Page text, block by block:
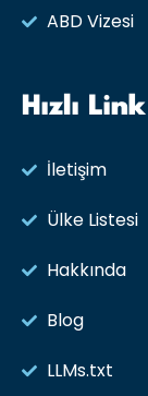
ABD Vizesi
Hızlı Link
İletişim
Ülke Listesi
Hakkında
Blog
LLMs.txt